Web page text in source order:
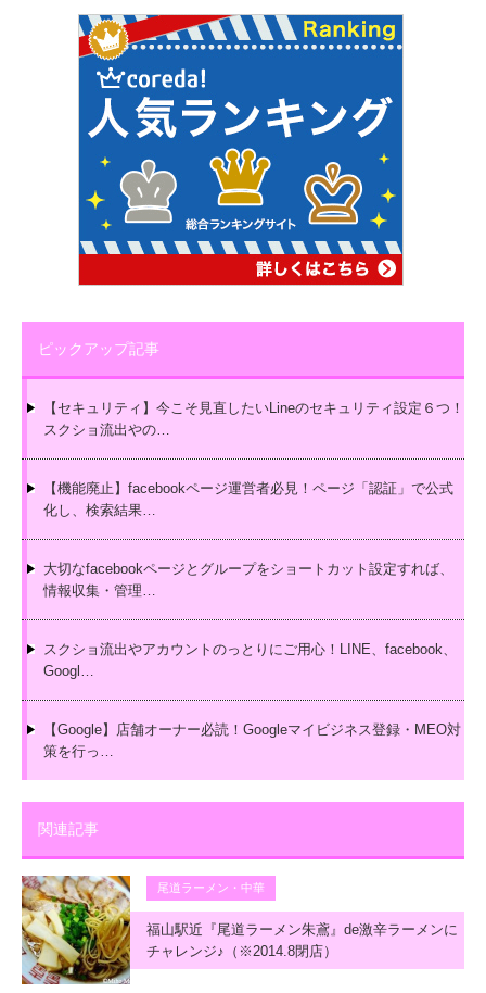
ピックアップ記事
【セキュリティ】今こそ見直したいLineのセキュリティ設定６つ！
スクショ流出やの…
【機能廃止】facebookページ運営者必見！ページ「認証」で公式
化し、検索結果…
大切なfacebookページとグループをショートカット設定すれば、
情報収集・管理…
スクショ流出やアカウントのっとりにご用心！LINE、facebook、
Googl…
【Google】店舗オーナー必読！Googleマイビジネス登録・MEO対
策を行っ…
関連記事
尾道ラーメン・中華
福山駅近『尾道ラーメン朱鳶』de激辛ラーメンに
チャレンジ♪（※2014.8閉店）